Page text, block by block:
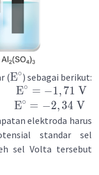
(E∘) sebagai berikut:
E∘ = −1, 71 V
E∘ = −2, 34 V
elektroda harus
standar sel
sel Volta tersebut